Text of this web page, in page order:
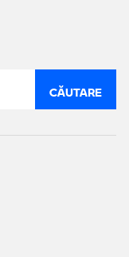
CĂUTARE